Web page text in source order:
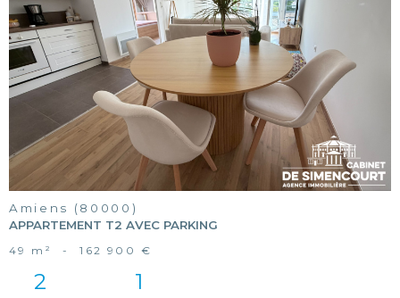
voir le
bien
Amiens (80000)
APPARTEMENT T2 AVEC PARKING
49 m² - 162 900 €
2 1